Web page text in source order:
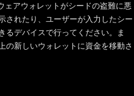
ェアウォレットがシードの盗難に悪
されたり、ユーザーが入力したシー
るデバイスで行ってください。ま
の新しいウォレットに資金を移動さ